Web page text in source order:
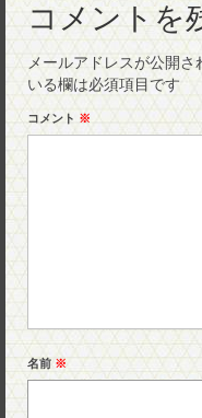
コメントを
メールアドレスが公開さ
いる欄は必須項目です
コメント ※
名前 ※